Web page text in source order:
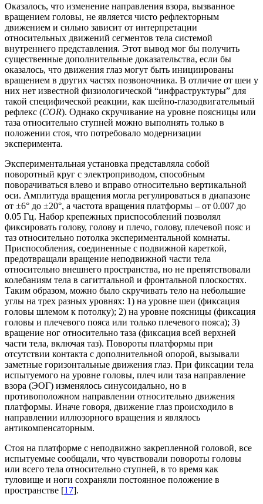
Оказалось, что изменение направления взора, вызванное
вращением головы, не является чисто рефлекторным
движением и сильно зависит от интерпретации
относительных движений сегментов тела системой
внутреннего представления. Этот вывод мог бы получить
существенные дополнительные доказательства, если бы
оказалось, что движения глаз могут быть инициированы
вращением в других частях позвоночника. В отличие от шеи у
них нет известной физиологической “инфраструктуры” для
такой специфической реакции, как шейно-глазодвигательный
рефлекс (COR). Однако скручивание на уровне поясницы или
таза относительно ступней можно выполнять только в
положении стоя, что потребовало модернизации
эксперимента.
Экспериментальная установка представляла собой
поворотный круг с электроприводом, способным
поворачиваться влево и вправо относительно вертикальной
оси. Амплитуда вращения могла регулироваться в диапазоне
от ±6° до ±20°, а частота вращения платформы – от 0.007 до
0.05 Гц. Набор крепежных приспособлений позволял
фиксировать голову, голову и плечо, голову, плечевой пояс и
таз относительно потолка экспериментальной комнаты.
Приспособления, соединенные с подвижной кареткой,
предотвращали вращение неподвижной части тела
относительно внешнего пространства, но не препятствовали
колебаниям тела в сагиттальной и фронтальной плоскостях.
Таким образом, можно было скручивать тело на небольшие
углы на трех разных уровнях: 1) на уровне шеи (фиксация
головы шлемом к потолку); 2) на уровне поясницы (фиксация
головы и плечевого пояса или только плечевого пояса); 3)
вращение ног относительно таза (фиксация всей верхней
части тела, включая таз). Повороты платформы при
отсутствии контакта с дополнительной опорой, вызывали
заметные горизонтальные движения глаз. При фиксации тела
испытуемого на уровне головы, плеч или таза направление
взора (ЭОГ) изменялось синусоидально, но в
противоположном направлении относительно движения
платформы. Иначе говоря, движение глаз происходило в
направлении иллюзорного вращения и являлось
антикомпенсаторным.
Стоя на платформе с неподвижно закрепленной головой, все
испытуемые сообщали, что чувствовали повороты головы
или всего тела относительно ступней, в то время как
туловище и ноги сохраняли постоянное положение в
пространстве [17].